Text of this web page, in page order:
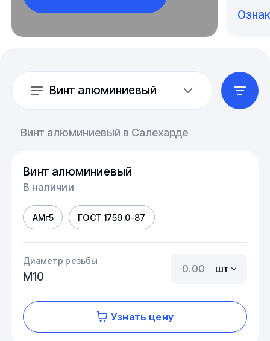
Винт алюминиевый
Винт алюминиевый в Салехарде
Винт алюминиевый
В наличии
АМг5 ГОСТ 1759.0-87
Диаметр резьбы
М10
шт
Узнать цену